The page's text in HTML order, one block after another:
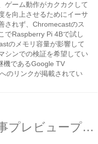
ゲーム動作がカクカクして
を向上させるためにイーサ
されず、Chromecastのス
でRaspberry Pi 4Bで試し
のメモリ容量が影響して
シンでの検証を希望してい
機であるGoogle TV
のリンクが掲載されてい
SOY CMSでブログ記事プレビュープラグインを作成しました